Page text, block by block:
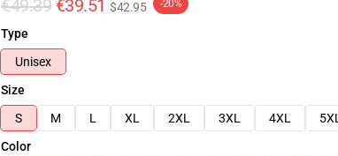
€49.39 €39.51 $42.95 -20%
Type
Unisex
Size
S
M L XL 2XL 3XL 4XL
5XL
Color